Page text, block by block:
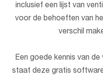
inclusief een lijst van
voor de behoeften van
verschil
Een goede kennis van
staat deze gratis